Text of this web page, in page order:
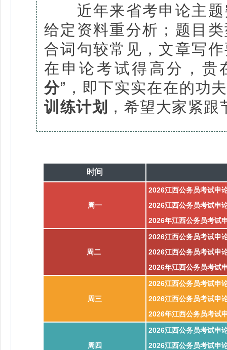
近年来省考申论主题
给定资料重分析；题目
合词句较常见，文章写
在申论考试得高分，贵
分”，即下实实在在的功
训练计划
，希望大家紧
时间
周一
2026江西公务员考试申
2026江西公务员考试申
2026年江西公务员考试
周二
2026江西公务员考试申
2026江西公务员考试申
2026年江西公务员考试
周三
2026江西公务员考试申
2026江西公务员考试申
2026年江西公务员考试
周四
2026江西公务员考试申
2026江西公务员考试申